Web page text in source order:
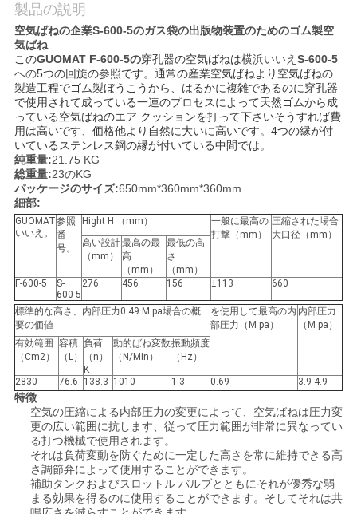
連
絡
し
な
さ
い
引
用
を
要
求
し
な
さ
い
製品の説明
空気ばねの企業S-600-5のガス袋の出版物装置のためのゴム製空
気ばね
このGUOMAT F-600-5の穿孔器の空気ばねは横浜いいえ S-600-5
への5つの回旋の参照です。通常の産業空気ばねより空気ばねの
製造工程でゴム製ぼうこうから、はるかに複雑であるのに穿孔器
で使用されて成っている一連のプロセスによって天然ゴムから成
っている空気ばねのエア クッションを打って下さいそうすれば費
用は高いです、価格他より自然に大いに高いです。4つの縁が付
いているステンレス鋼の縁が付いている中間では。
純重量:21.75 KG
総重量:23のKG
パッケージのサイズ:650mm*360mm*360mm
細部:
GUOMAT
いいえ。
参照
番
号。
Hight H （mm）
一般に最高の
打撃（mm）
圧縮された場合
大口径（mm）
高い設計
（mm）
最高の最
高
（mm）
最低の高
さ
（mm）
F-600-5
S-
600-5
276 456 156 ±113 660
標準的な高さ、内部圧力0.49 M pa場合の概
要の価値
を使用して最高の内
部圧力（M pa）
内部圧力
（M pa）
有効範囲
（Cm2）
容積
（L）
負荷
（n）
K
動的ばね変数
（N/Min）
振動頻度
（Hz）
2830 76.6 138.3 1010 1.3 0.69 3.9-4.9
特徴
空気の圧縮による内部圧力の変更によって、空気ばねは圧力変
更の広い範囲に抗します、従って圧力範囲が非常に異なってい
る打つ機械で使用されます。
それは負荷変動を防ぐために一定した高さを常に維持できる高
さ調節弁によって使用することができます。
補助タンクおよびスロットル バルブとともにそれが優秀な弱
まる効果を得るのに使用することができます。そしてそれは共